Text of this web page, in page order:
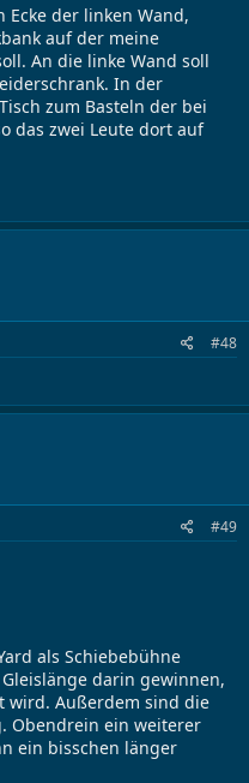
der linken Wand,
auf der meine
An die linke Wand soll
In der
zum Basteln der bei
das zwei Leute dort auf
#48
#49
als Schiebebühne
darin gewinnen,
wird. Außerdem sind die
Obendrein ein weiterer
ein bisschen länger